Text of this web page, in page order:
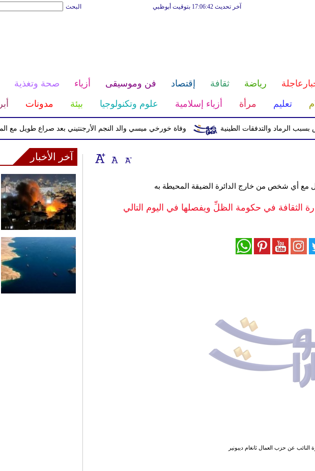
البحث آخر تحديث 17:06:42 بتوقيت أبوظبي
رياضة ثقافة إقتصاد فن وموسيقى أزياء صحة وتغذية
تعليم مرأة أزياء إسلامية علوم وتكنولوجيا بيئة مدونات
وفاة خورخي ميسي والد النجم الأرجنتيني بعد صراع طويل مع المرض
مع أي شخص من خارج الدائرة الضيقة المحيطة به
الثقافة في حكومة الظلِّ ويفصلها في اليوم التالي
عن حزب العمال ثانغام ديبونير
آخر الأخبار